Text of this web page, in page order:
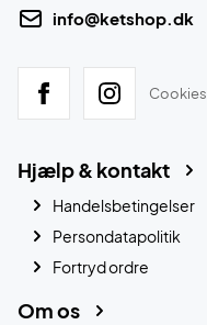
info@ketshop.dk
Cookies
Hjælp & kontakt
Handelsbetingelser
Persondatapolitik
Fortryd ordre
Om os